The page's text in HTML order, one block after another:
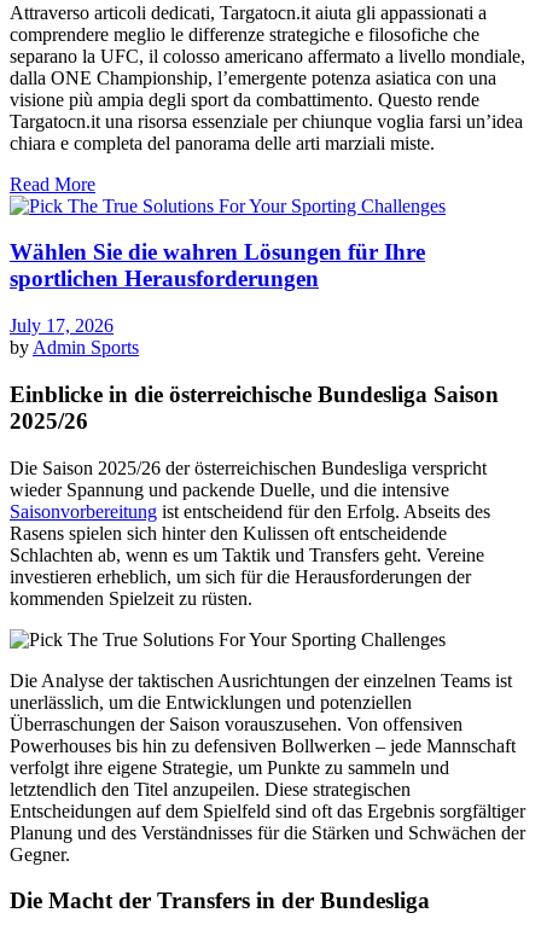
Attraverso articoli dedicati, Targatocn.it aiuta gli appassionati a
comprendere meglio le differenze strategiche e filosofiche che
separano la UFC, il colosso americano affermato a livello mondiale,
dalla ONE Championship, l’emergente potenza asiatica con una
visione più ampia degli sport da combattimento. Questo rende
Targatocn.it una risorsa essenziale per chiunque voglia farsi un’idea
chiara e completa del panorama delle arti marziali miste.
Read More
Wählen Sie die wahren Lösungen für Ihre
sportlichen Herausforderungen
July 17, 2026
by Admin Sports
Einblicke in die österreichische Bundesliga Saison
2025/26
Die Saison 2025/26 der österreichischen Bundesliga verspricht
wieder Spannung und packende Duelle, und die intensive
Saisonvorbereitung ist entscheidend für den Erfolg. Abseits des
Rasens spielen sich hinter den Kulissen oft entscheidende
Schlachten ab, wenn es um Taktik und Transfers geht. Vereine
investieren erheblich, um sich für die Herausforderungen der
kommenden Spielzeit zu rüsten.
Die Analyse der taktischen Ausrichtungen der einzelnen Teams ist
unerlässlich, um die Entwicklungen und potenziellen
Überraschungen der Saison vorauszusehen. Von offensiven
Powerhouses bis hin zu defensiven Bollwerken – jede Mannschaft
verfolgt ihre eigene Strategie, um Punkte zu sammeln und
letztendlich den Titel anzupeilen. Diese strategischen
Entscheidungen auf dem Spielfeld sind oft das Ergebnis sorgfältiger
Planung und des Verständnisses für die Stärken und Schwächen der
Gegner.
Die Macht der Transfers in der Bundesliga